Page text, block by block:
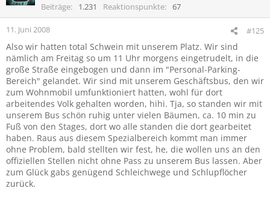
Beiträge
1.231 Reaktionspunkte 67
11. Juni 2008 #125
Also wir hatten total Schwein mit unserem Platz. Wir sind
nämlich am Freitag so um 11 Uhr morgens eingetrudelt, in die
große Straße eingebogen und dann im "Personal-Parking-
Bereich" gelandet. Wir sind mit unserem Geschäftsbus, den wir
zum Wohnmobil umfunktioniert hatten, wohl für dort
arbeitendes Volk gehalten worden, hihi. Tja, so standen wir mit
unserem Bus schön ruhig unter vielen Bäumen, ca. 10 min zu
Fuß von den Stages, dort wo alle standen die dort gearbeitet
haben. Raus aus diesem Spezialbereich kommt man immer
ohne Problem, bald stellten wir fest, he, die wollen uns an den
offiziellen Stellen nicht ohne Pass zu unserem Bus lassen. Aber
zum Glück gabs genügend Schleichwege und Schlupflöcher
zurück.